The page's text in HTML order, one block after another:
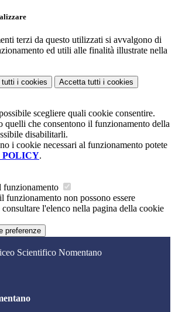
terzi da questo utilizzati si avvalgono di
ed utili alle finalità illustrate nella
tutti i cookies Accetta tutti i cookies
scegliere quali cookie consentire.
quelli che consentono il funzionamento della
disabilitarli.
i cookie necessari al funzionamento potete
POLICY.
funzionamento
funzionamento non possono essere
l'elenco nella pagina della cookie
preferenze
Scientifico Nomentano